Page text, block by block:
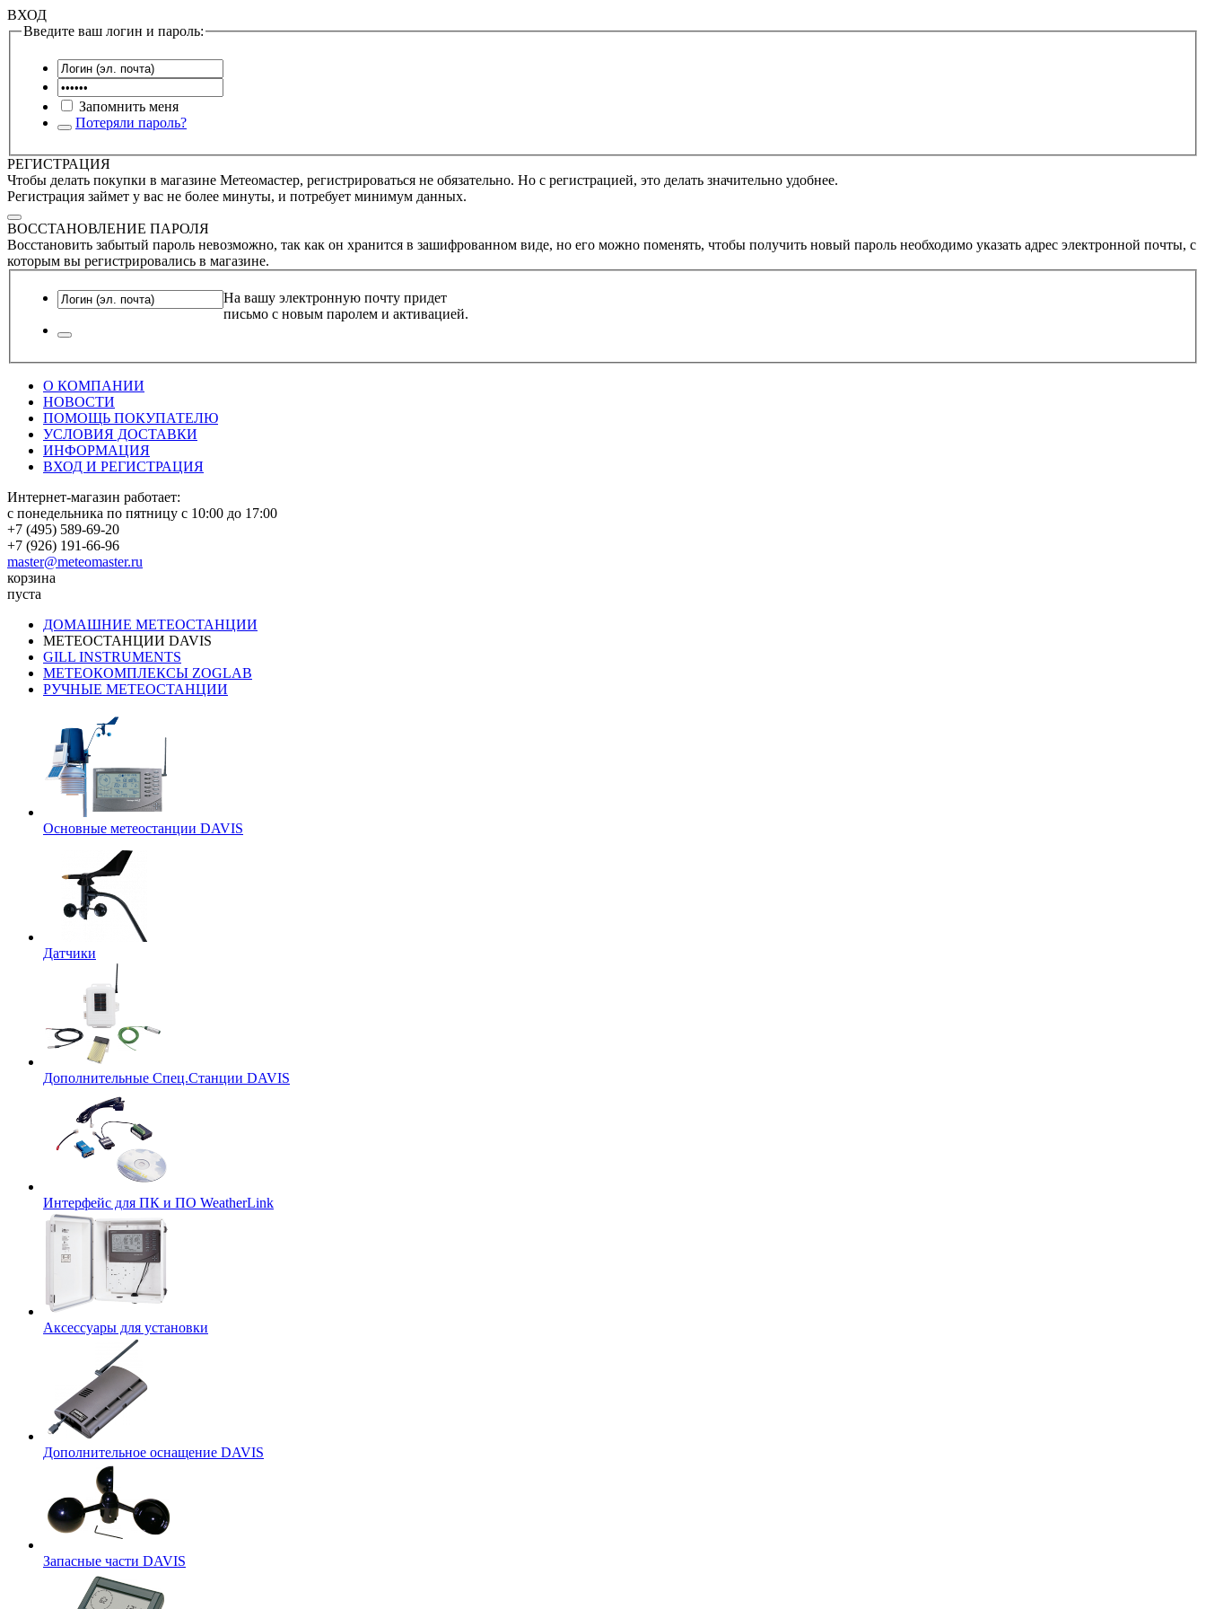
ВХОД
Введите ваш логин и пароль:
Запомнить меня
Потеряли пароль?
РЕГИСТРАЦИЯ
Чтобы делать покупки в магазине Метеомастер, регистрироваться не обязательно. Но с регистрацией, это делать значительно удобнее.
Регистрация займет у вас не более минуты, и потребует минимум данных.
ВОССТАНОВЛЕНИЕ ПАРОЛЯ
Восстановить забытый пароль невозможно, так как он хранится в зашифрованном виде, но его можно поменять, чтобы получить новый пароль необходимо указать адрес электронной почты, с
которым вы регистрировались в магазине.
На вашу электронную почту придет
письмо с новым паролем и активацией.
О КОМПАНИИ
НОВОСТИ
ПОМОЩЬ ПОКУПАТЕЛЮ
УСЛОВИЯ ДОСТАВКИ
ИНФОРМАЦИЯ
ВХОД И РЕГИСТРАЦИЯ
Интернет-магазин работает:
с понедельника по пятницу с 10:00 до 17:00
+7 (495) 589-69-20
+7 (926) 191-66-96
master@meteomaster.ru
корзина
пуста
ДОМАШНИЕ МЕТЕОСТАНЦИИ
МЕТЕОСТАНЦИИ DAVIS
GILL INSTRUMENTS
МЕТЕОКОМПЛЕКСЫ ZOGLAB
РУЧНЫЕ МЕТЕОСТАНЦИИ
Основные метеостанции DAVIS
Датчики
Дополнительные Спец.Станции DAVIS
Интерфейс для ПК и ПО WeatherLink
Аксессуары для установки
Дополнительное оснащение DAVIS
Запасные части DAVIS